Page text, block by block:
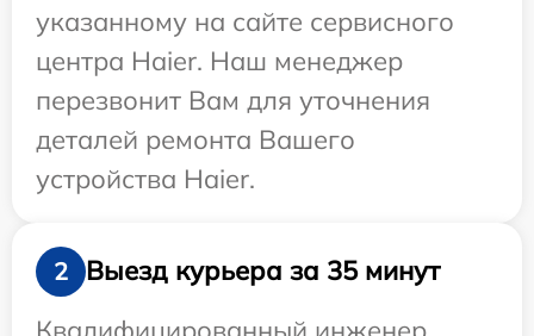
указанному на сайте сервисного
центра Haier. Наш менеджер
перезвонит Вам для уточнения
деталей ремонта Вашего
устройства Haier.
2
Выезд курьера за 35 минут